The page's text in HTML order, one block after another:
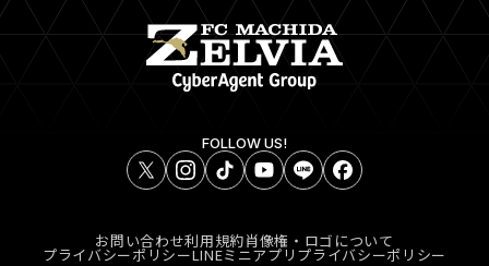
FOLLOW US!
お問い合わせ利用規約肖像権・ロゴについて
プライバシーポリシーLINEミニアプリプライバシーポリシー